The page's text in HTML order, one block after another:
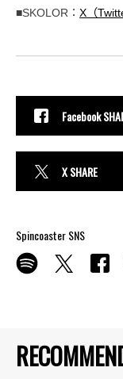
■SKOLOR： X（
Facebook
X SHARE
Spincoaster SNS